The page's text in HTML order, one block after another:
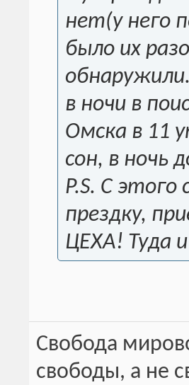
нет(у него
было их
в ночи в
Омска в 11
сон, в ночь
P.S. С
прездку,
ЦЕХА! Туда
Свобода
свободы, а не